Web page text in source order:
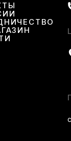
и поддержки
считанные
без лишних